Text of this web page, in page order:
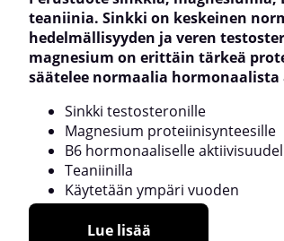
teaniinia. Sinkki on keskeinen
hedelmällisyyden ja veren
magnesium on erittäin tärkeä
säätelee normaalia
Sinkki testosteronille
Magnesium proteiinisynteesille
B6 hormonaaliselle
Teaniinilla
Käytetään ympäri vuoden
Lue lisää